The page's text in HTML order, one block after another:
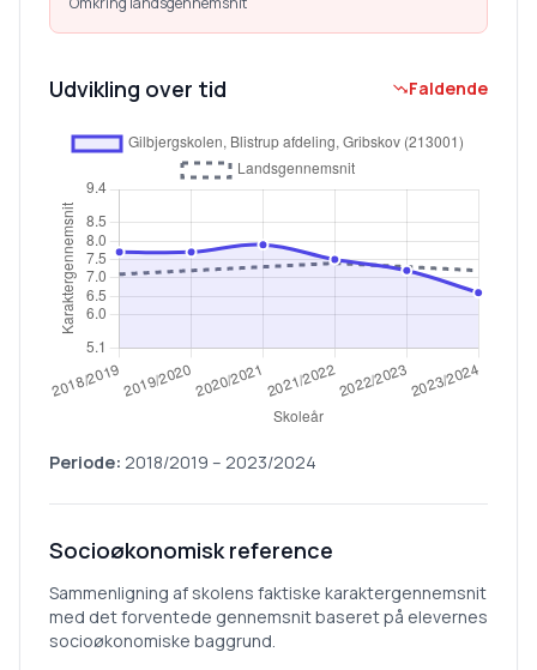
Udvikling over tid Faldende
Periode: 2018/2019 – 2023/2024
Socioøkonomisk reference
Sammenligning af skolens faktiske karaktergennemsnit
med det forventede gennemsnit baseret på elevernes
socioøkonomiske baggrund.